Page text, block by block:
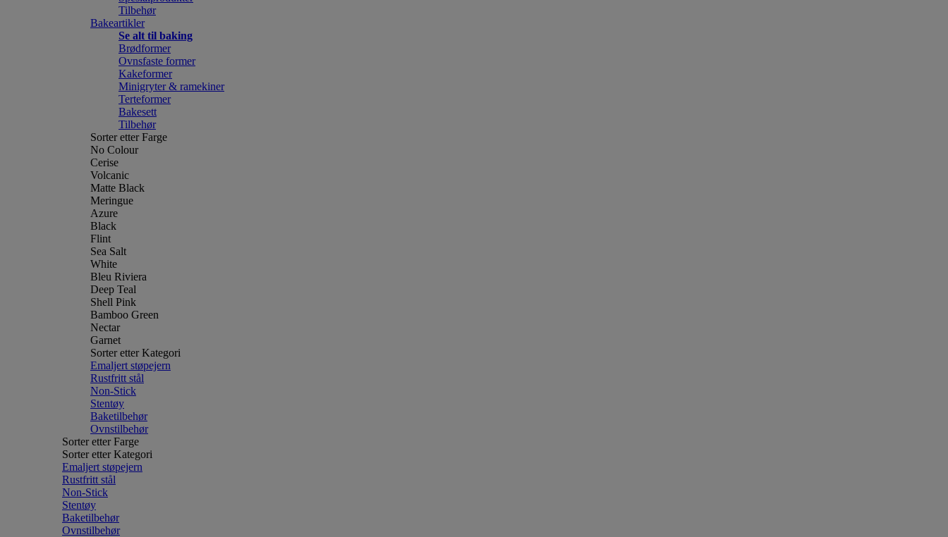
Tilbehør
Bakeartikler
Se alt til baking
Brødformer
Ovnsfaste former
Kakeformer
Minigryter & ramekiner
Terteformer
Bakesett
Tilbehør
Sorter etter Farge
No Colour
Cerise
Volcanic
Matte Black
Meringue
Azure
Black
Flint
Sea Salt
White
Bleu Riviera
Deep Teal
Shell Pink
Bamboo Green
Nectar
Garnet
Sorter etter Kategori
Emaljert støpejern
Rustfritt stål
Non-Stick
Stentøy
Baketilbehør
Ovnstilbehør
Sorter etter Farge
Sorter etter Kategori
Emaljert støpejern
Rustfritt stål
Non-Stick
Stentøy
Baketilbehør
Ovnstilbehør